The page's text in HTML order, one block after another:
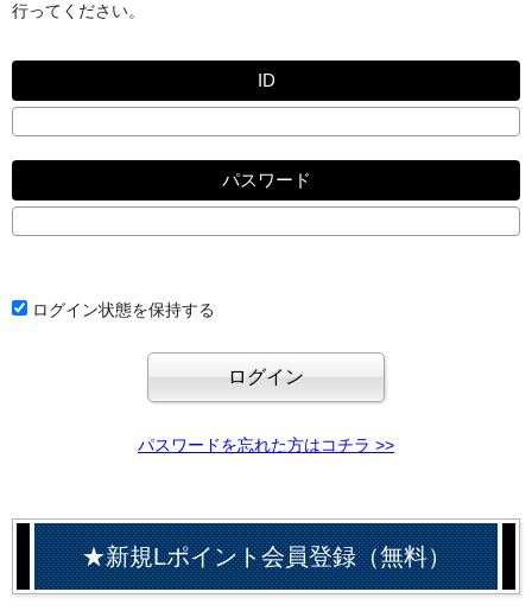
行ってください。
ID
パスワード
ログイン状態を保持する
パスワードを忘れた方はコチラ >>
★新規Lポイント会員登録（無料）